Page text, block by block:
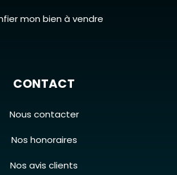
mon bien à vendre
CONTACT
Nous contacter
Nos honoraires
Nos avis clients